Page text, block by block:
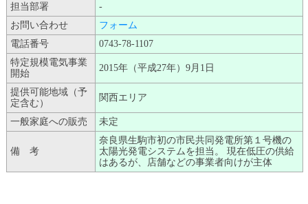
担当部署
-
お問い合わせ
フォーム
電話番号
0743-78-1107
特定規模電気事業
開始
2015年（平成27年）9月1日
提供可能地域（予
定含む）
関西エリア
一般家庭への販売 未定
備 考
奈良県生駒市初の市民共同発電所第１号機の
太陽光発電システムを担当。 現在低圧の供給
はあるが、店舗などの事業者向けが主体